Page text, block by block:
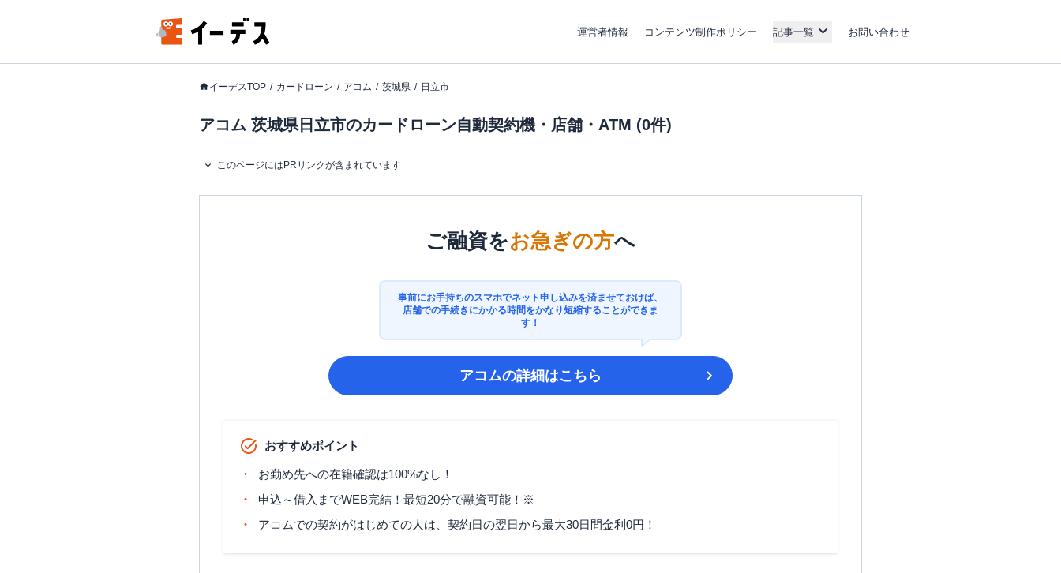
運営者情報 コンテンツ制作ポリシー 記事一覧 お問い合わせ
イーデスTOP カードローン アコム 茨城県 日立市
アコム 茨城県日立市のカードローン自動契約機・店舗・ATM (0件)
このページにはPRリンクが含まれています
ご融資をお急ぎの方へ
事前にお手持ちのスマホでネット申し込みを済ませておけば、
店舗での手続きにかかる時間をかなり短縮することができま
す！
アコムの詳細はこちら
おすすめポイント
お勤め先への在籍確認は100%なし！
申込～借入までWEB完結！最短20分で融資可能！※
アコムでの契約がはじめての人は、契約日の翌日から最大30日間金利0円！